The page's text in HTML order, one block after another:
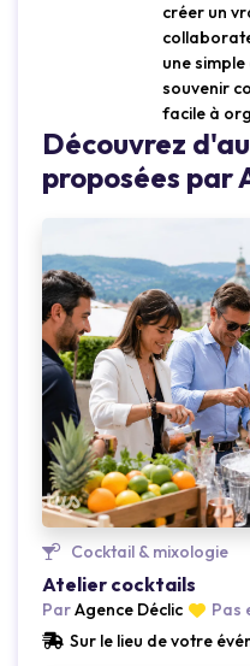
créer un
une
souvenir
facile à
Découvrez
proposées par
Cocktail & mixologie
Atelier cocktails
ParAgence Déclic
Pas
Sur le lieu de votre